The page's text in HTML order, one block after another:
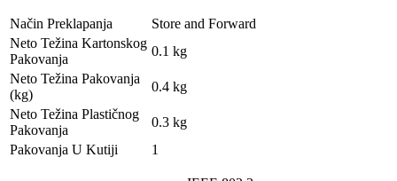
Način Preklapanja
Store and Forward
Neto Težina Kartonskog
Pakovanja
0.1 kg
Neto Težina Pakovanja
(kg)
0.4 kg
Neto Težina Plastičnog
Pakovanja
0.3 kg
Pakovanja U Kutiji
1